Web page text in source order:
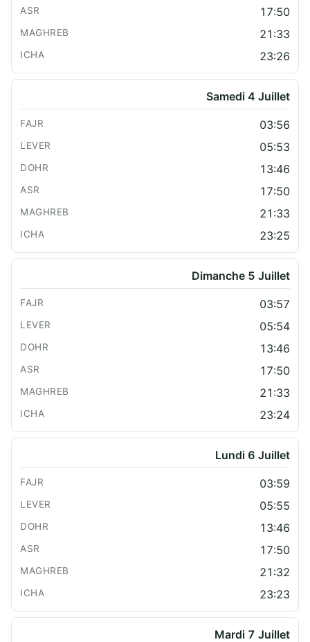
17:50
21:33
23:26
Samedi 4 Juillet
03:56
05:53
13:46
17:50
21:33
23:25
Dimanche 5 Juillet
03:57
05:54
13:46
17:50
21:33
23:24
Lundi 6 Juillet
03:59
05:55
13:46
17:50
21:32
23:23
Mardi 7 Juillet